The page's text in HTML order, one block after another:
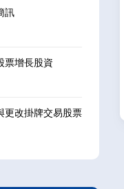
訊
票增長股資
改掛牌交易股票